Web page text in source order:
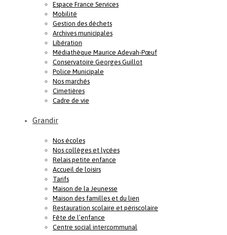
Espace France Services
Mobilité
Gestion des déchets
Archives municipales
Libération
Médiathèque Maurice Adevah-Pœuf
Conservatoire Georges Guillot
Police Municipale
Nos marchés
Cimetières
Cadre de vie
Grandir
Nos écoles
Nos collèges et lycées
Relais petite enfance
Accueil de loisirs
Tarifs
Maison de la Jeunesse
Maison des familles et du lien
Restauration scolaire et périscolaire
Fête de l’enfance
Centre social intercommunal